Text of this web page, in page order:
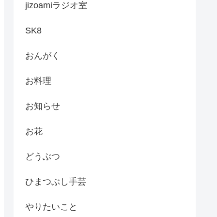
jizoamiラジオ室
SK8
おんがく
お料理
お知らせ
お花
どうぶつ
ひまつぶし手芸
やりたいこと